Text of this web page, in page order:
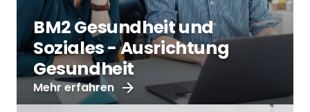
BM2 Gesundheit und
Soziales - Ausrichtung
Gesundheit
Mehr erfahren